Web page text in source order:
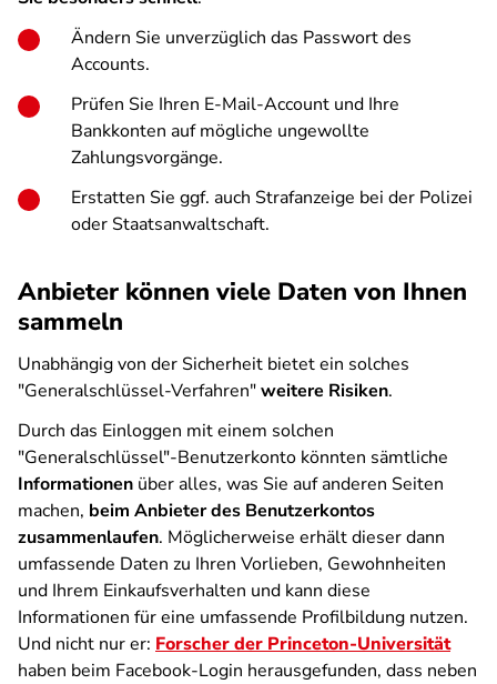
Ändern Sie unverzüglich das Passwort des
Accounts.
Prüfen Sie Ihren E-Mail-Account und Ihre
Bankkonten auf mögliche ungewollte
Zahlungsvorgänge.
Erstatten Sie ggf. auch Strafanzeige bei der Polizei
oder Staatsanwaltschaft.
Anbieter können viele Daten von Ihnen
sammeln
Unabhängig von der Sicherheit bietet ein solches
"Generalschlüssel-Verfahren"weitere Risiken.
Durch das Einloggen mit einem solchen
"Generalschlüssel"-Benutzerkonto könnten sämtliche
Informationen über alles, was Sie auf anderen Seiten
machen, beim Anbieter des Benutzerkontos
zusammenlaufen. Möglicherweise erhält dieser dann
umfassende Daten zu Ihren Vorlieben, Gewohnheiten
und Ihrem Einkaufsverhalten und kann diese
Informationen für eine umfassende Profilbildung nutzen.
Und nicht nur er: Forscher der Princeton-Universität
haben beim Facebook-Login herausgefunden, dass neben